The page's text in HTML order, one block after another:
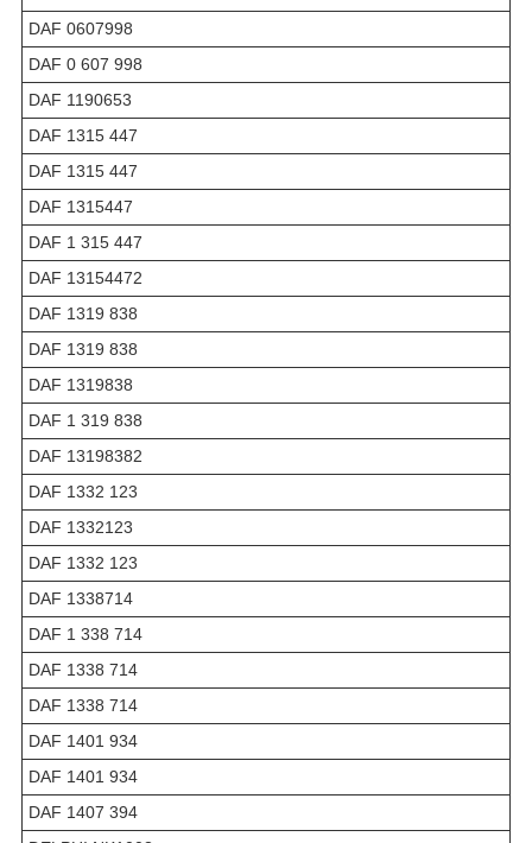
DAF 0607998
DAF 0 607 998
DAF 1190653
DAF 1315 447
DAF 1315 447
DAF 1315447
DAF 1 315 447
DAF 13154472
DAF 1319 838
DAF 1319 838
DAF 1319838
DAF 1 319 838
DAF 13198382
DAF 1332 123
DAF 1332123
DAF 1332 123
DAF 1338714
DAF 1 338 714
DAF 1338 714
DAF 1338 714
DAF 1401 934
DAF 1401 934
DAF 1407 394